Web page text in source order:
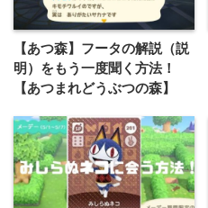
【あつ森】フータの解説（説
明）をもう一度聞く方法！
【あつまれどうぶつの森】